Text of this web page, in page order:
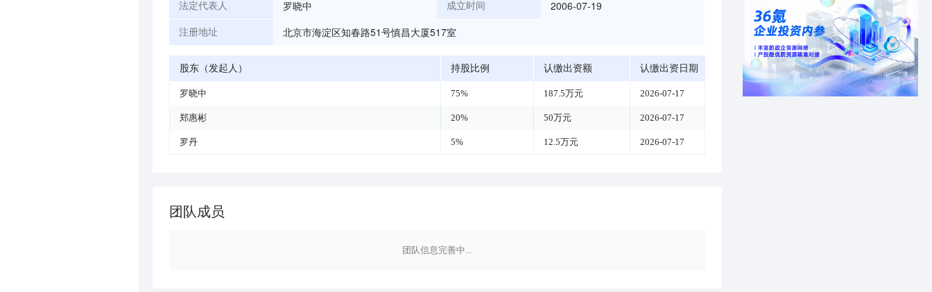
法定代表人 罗晓中 成立时间 2006-07-19
注册地址 北京市海淀区知春路51号慎昌大厦517室
股东（发起人） 持股比例 认缴出资额 认缴出资日期
罗晓中 75% 187.5万元 2026-07-17
郑惠彬 20% 50万元 2026-07-17
罗丹 5% 12.5万元 2026-07-17
团队成员
团队信息完善中...